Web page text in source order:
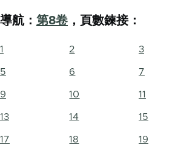
導航： 第8卷 ，頁數鍊接：
1 2 3
5 6 7
9 10 11
13 14 15
17 18 19